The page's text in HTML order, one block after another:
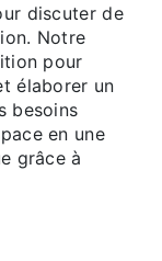
discuter de
Notre
pour
élaborer un
besoins
en une
grâce à